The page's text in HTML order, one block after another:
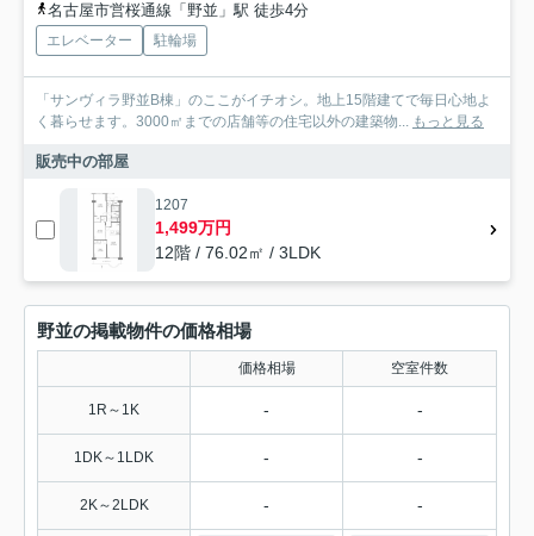
名古屋市営桜通線「野並」駅 徒歩4分
エレベーター 駐輪場
「サンヴィラ野並B棟」のここがイチオシ。地上15階建てで毎日心地よ
く暮らせます。3000㎡までの店舗等の住宅以外の建築物... もっと見る
販売中の部屋
1207
1,499万円
12階 / 76.02㎡ / 3LDK
野並の掲載物件の価格相場
価格相場 空室件数
1R～1K - -
1DK～1LDK - -
2K～2LDK - -